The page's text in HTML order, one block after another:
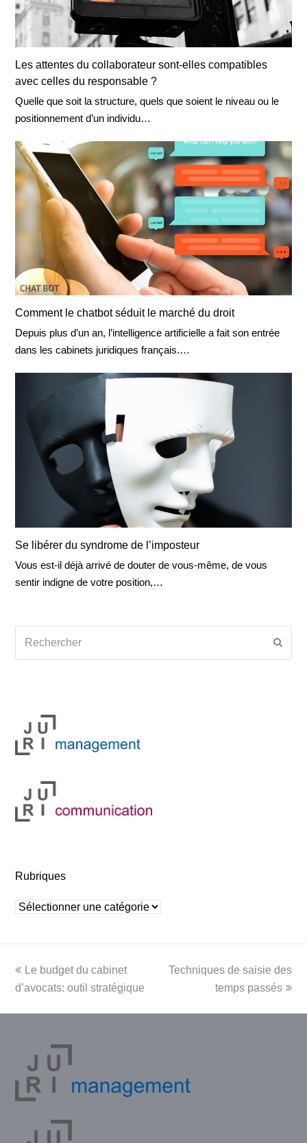
Les attentes du collaborateur sont-elles compatibles
avec celles du responsable ?
Quelle que soit la structure, quels que soient le niveau ou le
positionnement d’un individu…
Comment le chatbot séduit le marché du droit
Depuis plus d’un an, l’intelligence artificielle a fait son entrée
dans les cabinets juridiques français.…
Se libérer du syndrome de l’imposteur
Vous est-il déjà arrivé de douter de vous-même, de vous
sentir indigne de votre position,…
Rubriques
Rubriques
previous
post:
Le budget du cabinet
d’avocats: outil stratégique
next
Techniques de saisie des
temps passés